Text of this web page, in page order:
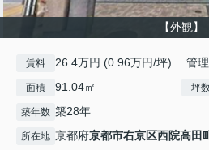
【外観】
賃料 26.4万円 (0.96万円/坪) 管理
面積 91.04㎡ 坪
築年数 築28年
所在地 京都府京都市右京区西院高田